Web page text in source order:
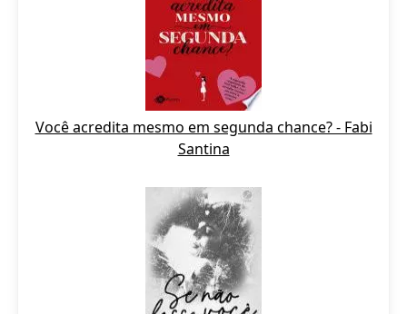
Você acredita mesmo em segunda chance? - Fabi
Santina